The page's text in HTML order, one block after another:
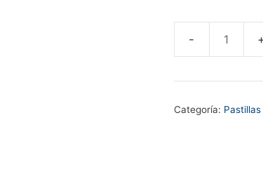
PASTILLA
FRENOS
TOYOTA
Categoría: